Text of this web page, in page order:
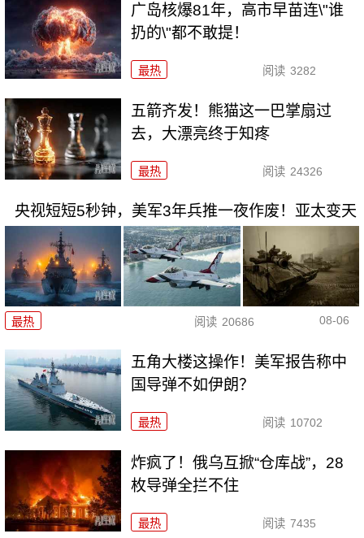
广岛核爆81年，高市早苗连\"谁
扔的\"都不敢提！
最热 阅读 3282
五箭齐发！熊猫这一巴掌扇过
去，大漂亮终于知疼
最热 阅读 24326
央视短短5秒钟，美军3年兵推一夜作废！亚太变天
最热 阅读 20686 08-06
五角大楼这操作！美军报告称中
国导弹不如伊朗？
最热 阅读 10702
炸疯了！俄乌互掀“仓库战”，28
枚导弹全拦不住
最热 阅读 7435